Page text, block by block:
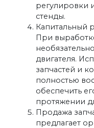
регулировки
стенды.
Капитальный
При
двигателя.
запчастей и
полностью
обеспечить
протяжении
Продажа
предлагает